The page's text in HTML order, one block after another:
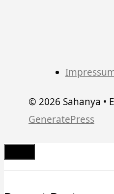
© 2026 Sahanya •
GeneratePress
Schließen